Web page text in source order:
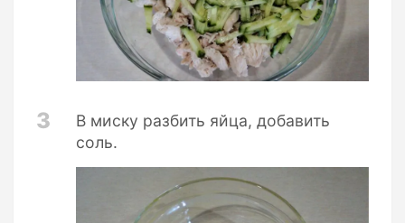
3
В миску разбить яйца, добавить
соль.